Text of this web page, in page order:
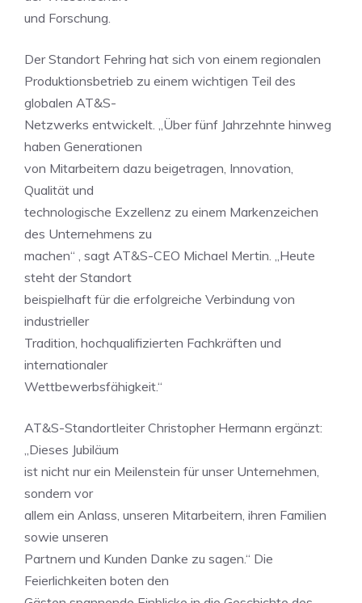
und Forschung.
Der Standort Fehring hat sich von einem regionalen
Produktionsbetrieb zu einem wichtigen Teil des
globalen AT&S-
Netzwerks entwickelt. „Über fünf Jahrzehnte hinweg
haben Generationen
von Mitarbeitern dazu beigetragen, Innovation,
Qualität und
technologische Exzellenz zu einem Markenzeichen
des Unternehmens zu
machen“ , sagt AT&S-CEO Michael Mertin. „Heute
steht der Standort
beispielhaft für die erfolgreiche Verbindung von
industrieller
Tradition, hochqualifizierten Fachkräften und
internationaler
Wettbewerbsfähigkeit.“
AT&S-Standortleiter Christopher Hermann ergänzt:
„Dieses Jubiläum
ist nicht nur ein Meilenstein für unser Unternehmen,
sondern vor
allem ein Anlass, unseren Mitarbeitern, ihren Familien
sowie unseren
Partnern und Kunden Danke zu sagen.“ Die
Feierlichkeiten boten den